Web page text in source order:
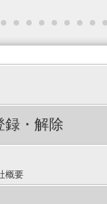
録・解除
概要